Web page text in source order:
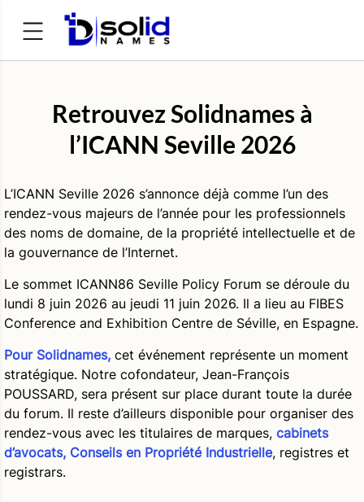
Retrouvez Solidnames à
l’ICANN Seville 2026
L’ICANN Seville 2026 s’annonce déjà comme l’un des
rendez-vous majeurs de l’année pour les professionnels
des noms de domaine, de la propriété intellectuelle et de
la gouvernance de l’Internet.
Le sommet ICANN86 Seville Policy Forum se déroule du
lundi 8 juin 2026 au jeudi 11 juin 2026. Il a lieu au FIBES
Conference and Exhibition Centre de Séville, en Espagne.
Pour Solidnames, cet événement représente un moment
stratégique. Notre cofondateur, Jean-François
POUSSARD, sera présent sur place durant toute la durée
du forum. Il reste d’ailleurs disponible pour organiser des
rendez-vous avec les titulaires de marques, cabinets
d’avocats, Conseils en Propriété Industrielle, registres et
registrars.